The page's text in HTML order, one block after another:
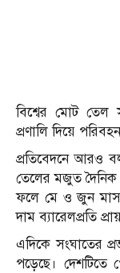
বিশ্বের মোট তেল
প্রণালি দিয়ে
প্রতিবেদনে আরও
তেলের মজুত
ফলে মে ও জুন
দাম ব্যারেলপ্রতি
এদিকে সংঘাতের
পড়েছে। দেশটিতে